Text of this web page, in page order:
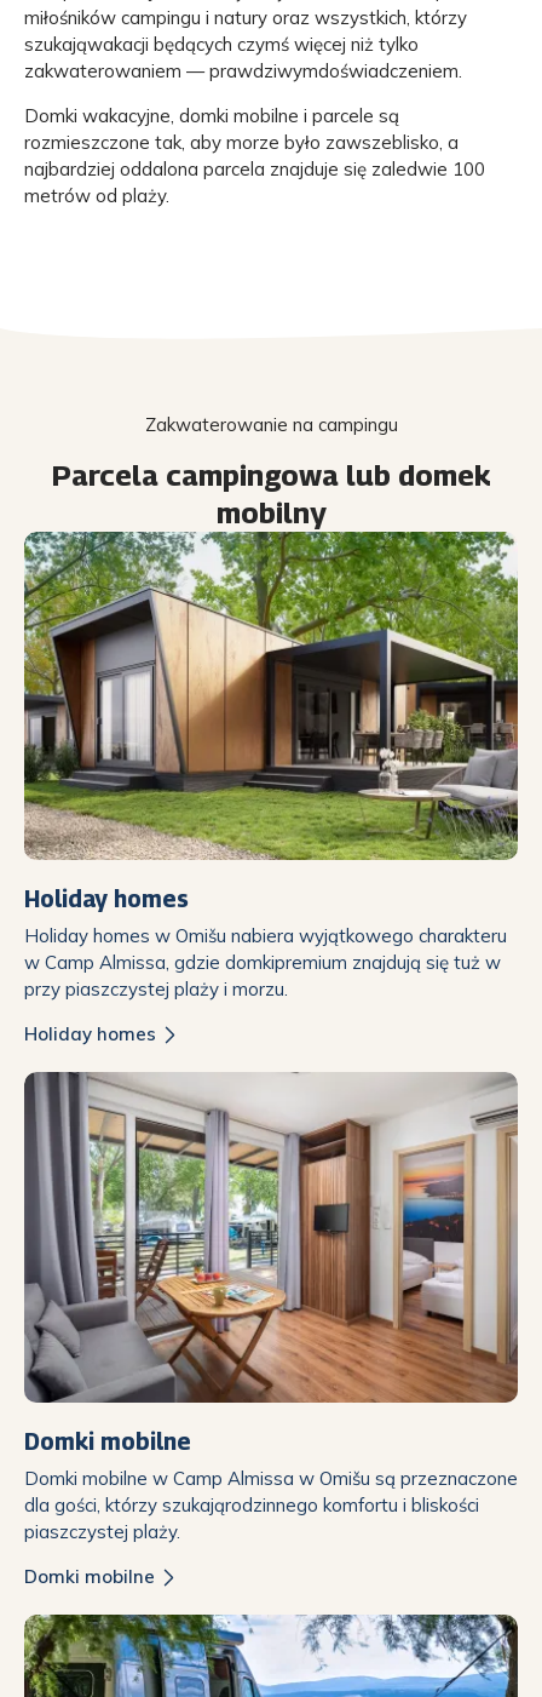
miłośników campingu i natury oraz wszystkich, którzy
szukająwakacji będących czymś więcej niż tylko
zakwaterowaniem — prawdziwymdoświadczeniem.
Domki wakacyjne, domki mobilne i parcele są
rozmieszczone tak, aby morze było zawszeblisko, a
najbardziej oddalona parcela znajduje się zaledwie 100
metrów od plaży.
Zakwaterowanie na campingu
Parcela campingowa lub domek
mobilny
Holiday homes
Holiday homes w Omišu nabiera wyjątkowego charakteru
w Camp Almissa, gdzie domkipremium znajdują się tuż w
przy piaszczystej plaży i morzu.
Holiday homes
Domki mobilne
Domki mobilne w Camp Almissa w Omišu są przeznaczone
dla gości, którzy szukająrodzinnego komfortu i bliskości
piaszczystej plaży.
Domki mobilne